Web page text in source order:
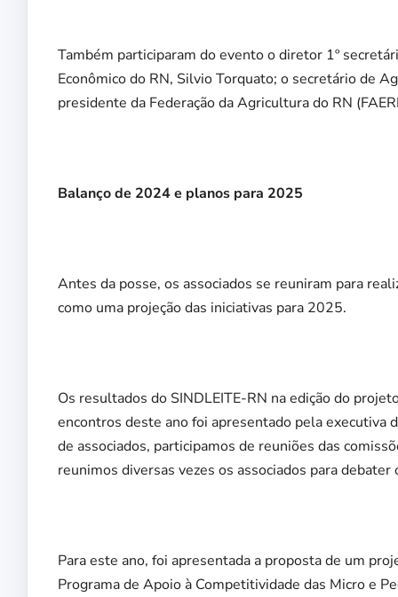
Também participaram do evento o diretor 1º
Econômico do RN, Silvio Torquato; o secretário de
presidente da Federação da Agricultura do RN
Balanço de 2024 e planos para 2025
Antes da posse, os associados se reuniram para
como uma projeção das iniciativas para 2025.
Os resultados do SINDLEITE-RN na edição do
encontros deste ano foi apresentado pela executiva
de associados, participamos de reuniões das
reunimos diversas vezes os associados para
Para este ano, foi apresentada a proposta de um
Programa de Apoio à Competitividade das Micro e